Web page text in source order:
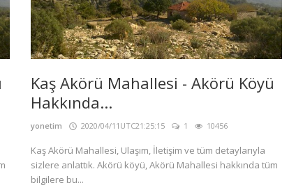
Kaş Akörü Mahallesi - Akörü Köyü
Hakkında...
yonetim 2020/04/11UTC21:25:15 1 10456
Kaş Akörü Mahallesi, Ulaşım, İletişim ve tüm detaylarıyla
sizlere anlattık. Akörü köyü, Akörü Mahallesi hakkında tüm
bilgilere bu...